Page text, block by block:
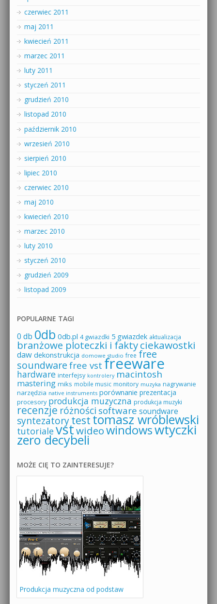
czerwiec 2011
maj 2011
kwiecień 2011
marzec 2011
luty 2011
styczeń 2011
grudzień 2010
listopad 2010
październik 2010
wrzesień 2010
sierpień 2010
lipiec 2010
czerwiec 2010
maj 2010
kwiecień 2010
marzec 2010
luty 2010
styczeń 2010
grudzień 2009
listopad 2009
POPULARNE TAGI
0 db 0db 0db.pl 4 gwiazdki 5 gwiazdek aktualizacja
branżowe ploteczki i faktyciekawostki
daw dekonstrukcja domowe studio free free
soundware free vst freeware
hardware interfejsy kontrolery macintosh
mastering miks mobile music monitory muzyka nagrywanie
narzędzia native instruments porównanie prezentacja
procesory produkcja muzyczna produkcja muzyki
recenzje różności software soundware
syntezatorytesttomasz wróblewski
tutoriale vstwideowindowswtyczki
zero decybeli
MOŻE CIĘ TO ZAINTERESUJE?
Produkcja muzyczna od podstaw